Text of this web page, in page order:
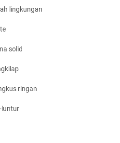
lingkungan
solid
ringan
luntur